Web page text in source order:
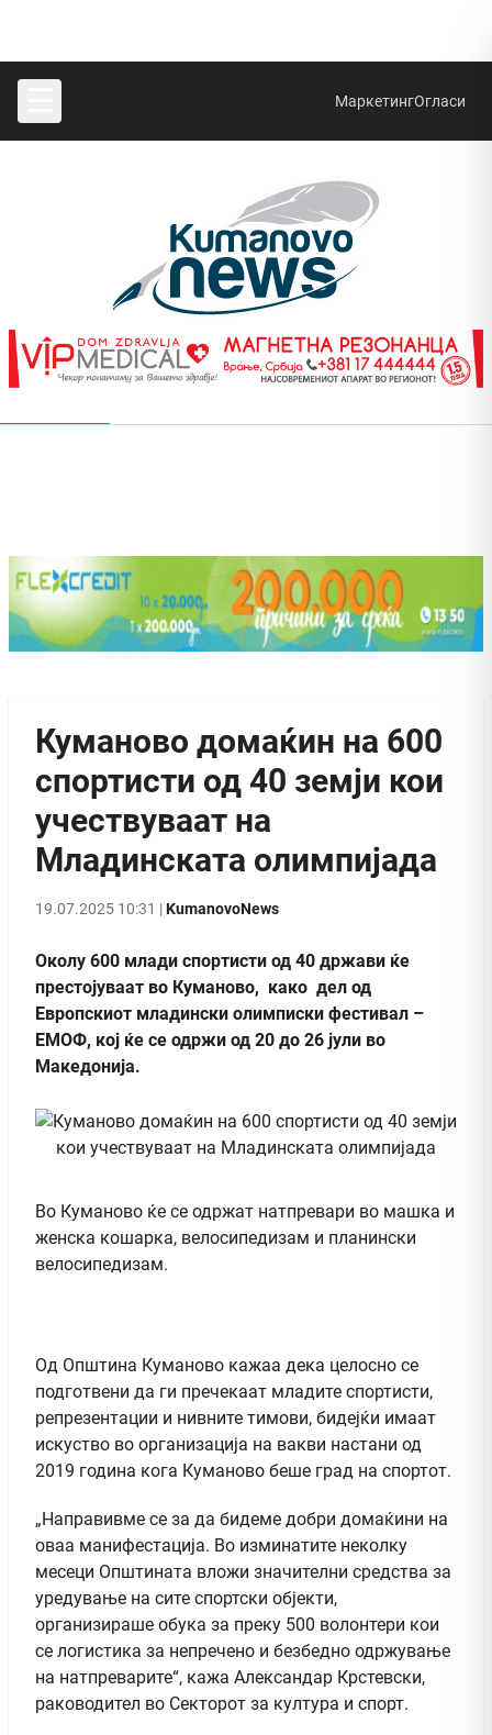
МаркетингОгласи
Куманово домаќин на 600
спортисти од 40 земји кои
учествуваат на
Младинската олимпијада
19.07.2025 10:31 |KumanovoNews
Околу 600 млади спортисти од 40 држави ќе
престојуваат во Куманово, како дел од
Европскиот младински олимписки фестивал –
ЕМОФ, кој ќе се одржи од 20 до 26 јули во
Македонија.
Во Куманово ќе се одржат натпревари во машка и
женска кошарка, велосипедизам и планински
велосипедизам.
Од Општина Куманово кажаа дека целосно се
подготвени да ги пречекаат младите спортисти,
репрезентации и нивните тимови, бидејќи имаат
искуство во организација на вакви настани од
2019 година кога Куманово беше град на спортот.
„Направивме се за да бидеме добри домаќини на
оваа манифестација. Во изминатите неколку
месеци Општината вложи значителни средства за
уредување на сите спортски објекти,
организираше обука за преку 500 волонтери кои
се логистика за непречено и безбедно одржување
на натпреварите“, кажа Александар Крстевски,
раководител во Секторот за култура и спорт.